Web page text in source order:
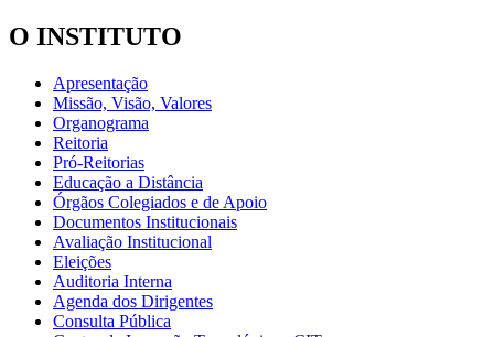
O INSTITUTO
Apresentação
Missão, Visão, Valores
Organograma
Reitoria
Pró-Reitorias
Educação a Distância
Órgãos Colegiados e de Apoio
Documentos Institucionais
Avaliação Institucional
Eleições
Auditoria Interna
Agenda dos Dirigentes
Consulta Pública